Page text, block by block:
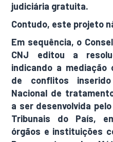
judiciária gratuita.
Contudo, este projeto
Em sequência, o
CNJ editou a
indicando a mediação
de conflitos
Nacional de
a ser desenvolvida
Tribunais do País,
órgãos e instituições